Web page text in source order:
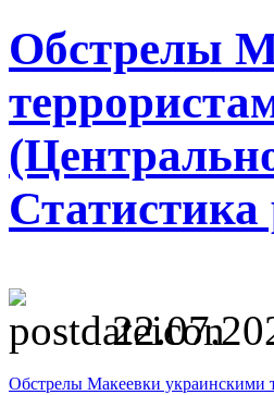
Обстрелы
Обстрелы Макеевки украинскими